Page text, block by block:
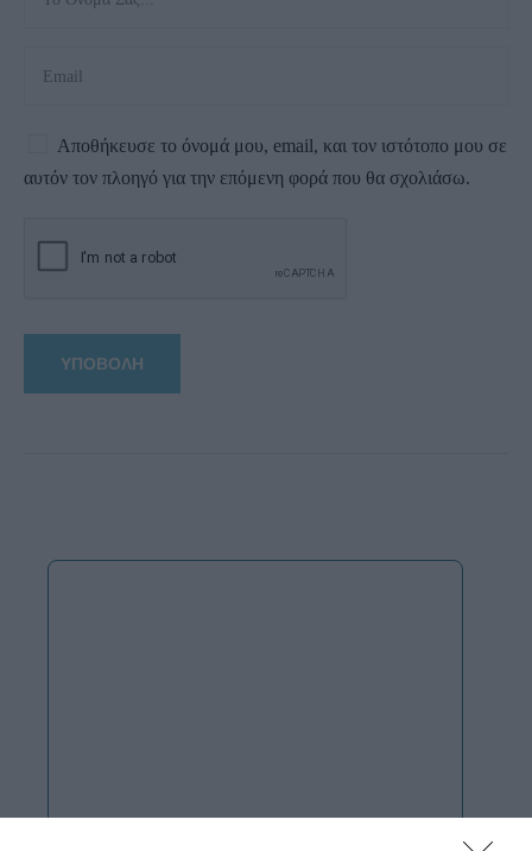
Αποθήκευσε το όνομά μου, email, και τον ιστότοπο μου σε
αυτόν τον πλοηγό για την επόμενη φορά που θα σχολιάσω.